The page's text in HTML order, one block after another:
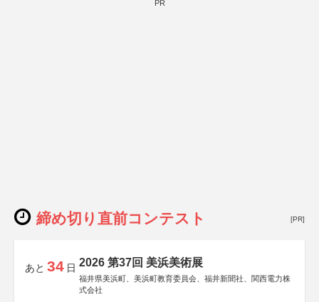
PR
締め切り直前コンテスト [PR]
あと 34 日 2026 第37回 美浜美術展
福井県美浜町、美浜町教育委員会、福井新聞社、関西電力株
式会社